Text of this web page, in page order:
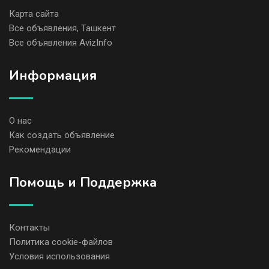
Карта сайта
Все объявления, Ташкент
Все объявления AvizInfo
Информация
О нас
Как создать объявление
Рекомендации
Помощь и Поддержка
Контакты
Политика cookie-файлов
Условия использования